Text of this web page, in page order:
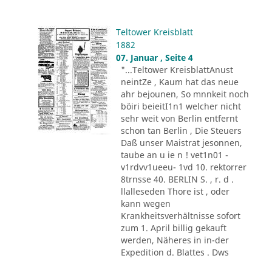
Teltower Kreisblatt
1882
07. Januar , Seite 4
"...Teltower KreisblattAnust
neintZe , Kaum hat das neue
ahr bejounen, So mnnkeit noch
böiri beieitI1n1 welcher nicht
sehr weit von Berlin entfernt
schon tan Berlin , Die Steuers
Daß unser Maistrat jesonnen,
taube an u ie n ! vet1n01 -
v1rdvv1ueeu- 1vd 10. rektorrer
8trnsse 40. BERLIN S. , r. d .
llalleseden Thore ist , oder
kann wegen
Krankheitsverhältnisse sofort
zum 1. April billig gekauft
werden, Näheres in in-der
Expedition d. Blattes . Dws